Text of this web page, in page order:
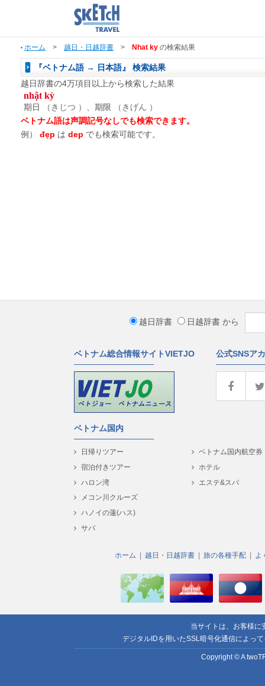
ホーム > 越日・日越辞書 > Nhat ky の検索結果
『ベトナム語 → 日本語』 検索結果
越日辞書の4万項目以上から検索した結果
nhật kỳ
期日 （きじつ ） 、期限 （きげん ）
ベトナム語は声調記号なしでも検索できます。
例）
đẹp は dep でも検索可能です。
越日辞書 日越辞書 から
ベトナム総合情報サイトVIETJO 公式SNSア
ベトナム国内
日帰りツアー
宿泊付きツアー
ハロン湾
メコン川クルーズ
ハノイの蓮(ハス)
サパ
ベトナム国内航空券
ホテル
エステ&スパ
ホーム 越日・日越辞書 旅の各種手配 よ
当サイトは、お客様に
デジタルIDを用いたSSL暗号化通信によっ
Copyright © A